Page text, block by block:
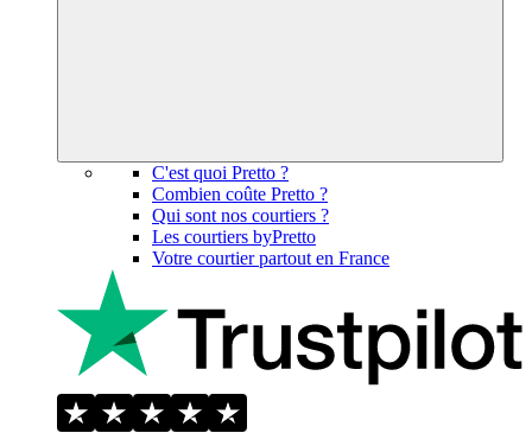
C'est quoi Pretto ?
Combien coûte Pretto ?
Qui sont nos courtiers ?
Les courtiers byPretto
Votre courtier partout en France